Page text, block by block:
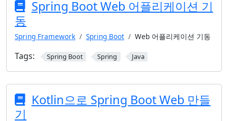
Spring Boot Web 어플리케이션 기
동
Spring Framework Spring Boot Web 어플리케이션 기동
Tags: Spring Boot Spring Java
Kotlin으로 Spring Boot Web 만들
기